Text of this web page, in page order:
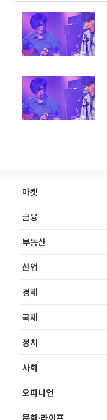
마켓
금융
부동산
산업
경제
국제
정치
사회
오피니언
문화·라이프